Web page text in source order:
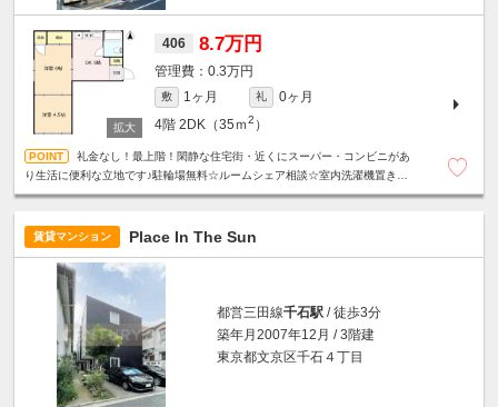
406 8.7万円
0.3万円
敷 1ヶ月 礼
0ヶ月
4階 2DK（35ｍ2 ）
礼金なし！最上階！閑静な住宅街・近くにスーパー・コンビニがあ
り生活に便利な立地です♪駐輪場無料☆ルームシェア相談☆室内洗濯機置き場☆
賃貸マンション Place In The Sun
都営三田線千石駅 / 徒歩3分
築年月2007年12月 / 3階建
東京都文京区千石４丁目